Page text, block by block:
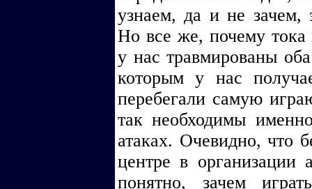
узнаем, да и не зачем,
Но все же, почему тока
у нас травмированы
которым у нас
перебегали самую
так необходимы
атаках. Очевидно, что
центре в
понятно, зачем